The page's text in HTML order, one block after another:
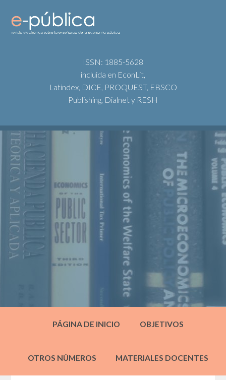
ISSN: 1885-5628
incluida en EconLit,
Latindex, DICE, PROQUEST, EBSCO
Publishing, Dialnet y RESH
PÁGINA DE INICIO OBJETIVOS
OTROS NÚMEROS MATERIALES DOCENTES